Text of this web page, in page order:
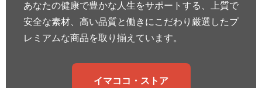
あなたの健康で豊かな人生をサポートする、上質で
安全な素材、高い品質と働きにこだわり厳選したプ
レミアムな商品を取り揃えています。
イマココ・ストア